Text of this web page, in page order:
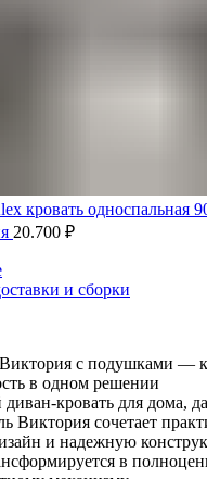
кровать односпальная
20.700 ₽
и сборки
с подушками —
в одном решении
кровать для дома,
Виктория сочетает
и надежную
в